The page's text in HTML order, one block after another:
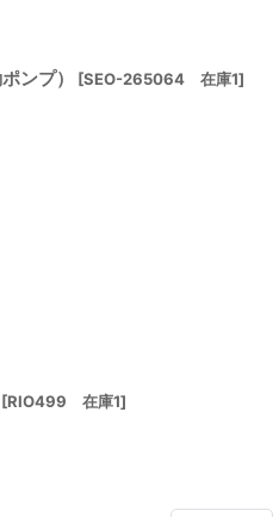
ンプ） [SEO-265064 在庫1]
[RIO499 在庫1]